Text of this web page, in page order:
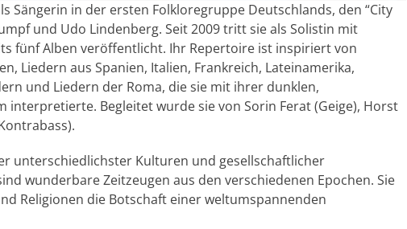
Sängerin in der ersten Folkloregruppe Deutschlands, den “City
und Udo Lindenberg. Seit 2009 tritt sie als Solistin mit
fünf Alben veröffentlicht. Ihr Repertoire ist inspiriert von
Liedern aus Spanien, Italien, Frankreich, Lateinamerika,
und Liedern der Roma, die sie mit ihrer dunklen,
interpretierte. Begleitet wurde sie von Sorin Ferat (Geige), Horst
unterschiedlichster Kulturen und gesellschaftlicher
wunderbare Zeitzeugen aus den verschiedenen Epochen. Sie
Religionen die Botschaft einer weltumspannenden